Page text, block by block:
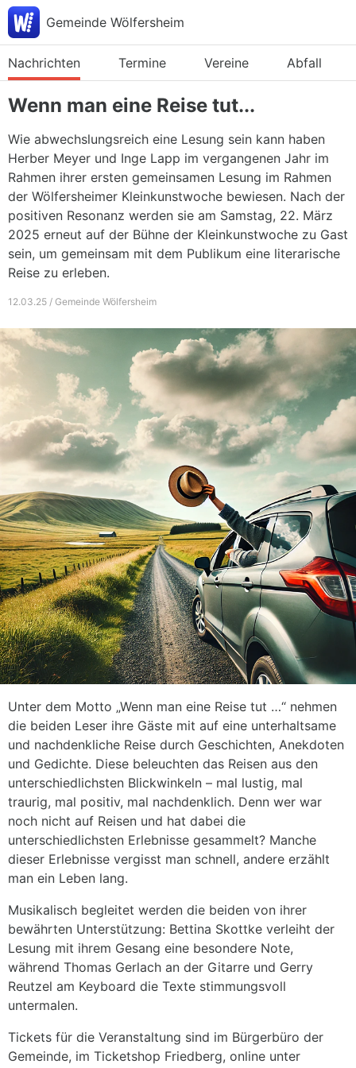
Gemeinde Wölfersheim
Nachrichten Termine Vereine Abfall
Wenn man eine Reise tut...
Wie abwechslungsreich eine Lesung sein kann haben
Herber Meyer und Inge Lapp im vergangenen Jahr im
Rahmen ihrer ersten gemeinsamen Lesung im Rahmen
der Wölfersheimer Kleinkunstwoche bewiesen. Nach der
positiven Resonanz werden sie am Samstag, 22. März
2025 erneut auf der Bühne der Kleinkunstwoche zu Gast
sein, um gemeinsam mit dem Publikum eine literarische
Reise zu erleben.
12.03.25 / Gemeinde Wölfersheim
Unter dem Motto „Wenn man eine Reise tut …“ nehmen
die beiden Leser ihre Gäste mit auf eine unterhaltsame
und nachdenkliche Reise durch Geschichten, Anekdoten
und Gedichte. Diese beleuchten das Reisen aus den
unterschiedlichsten Blickwinkeln – mal lustig, mal
traurig, mal positiv, mal nachdenklich. Denn wer war
noch nicht auf Reisen und hat dabei die
unterschiedlichsten Erlebnisse gesammelt? Manche
dieser Erlebnisse vergisst man schnell, andere erzählt
man ein Leben lang.
Musikalisch begleitet werden die beiden von ihrer
bewährten Unterstützung: Bettina Skottke verleiht der
Lesung mit ihrem Gesang eine besondere Note,
während Thomas Gerlach an der Gitarre und Gerry
Reutzel am Keyboard die Texte stimmungsvoll
untermalen.
Tickets für die Veranstaltung sind im Bürgerbüro der
Gemeinde, im Ticketshop Friedberg, online unter